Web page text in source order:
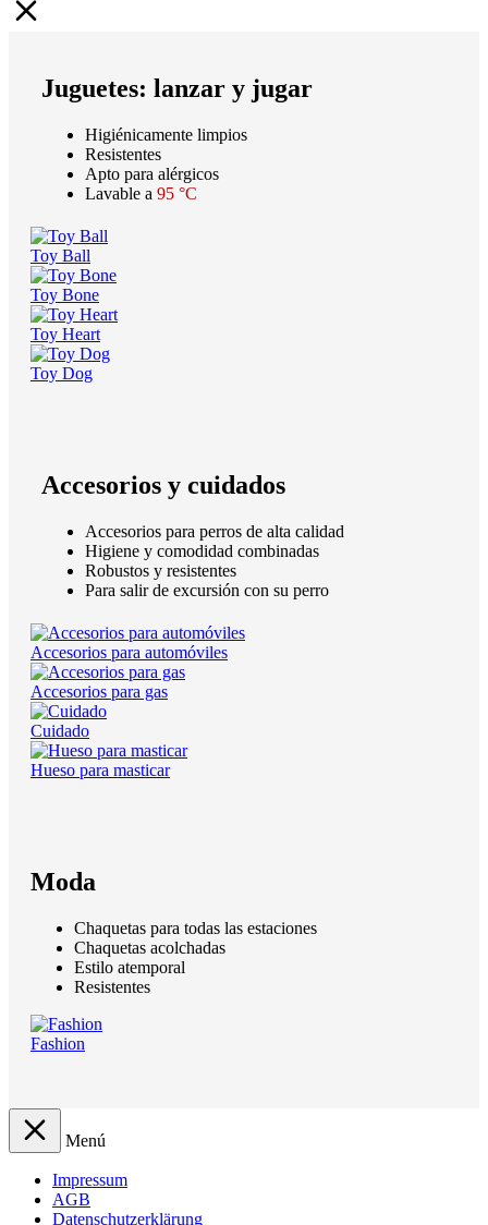
Juguetes: lanzar y jugar
Higiénicamente limpios
Resistentes
Apto para alérgicos
Lavable a 95 °C
Toy Ball
Toy Bone
Toy Heart
Toy Dog
Accesorios y cuidados
Accesorios para perros de alta calidad
Higiene y comodidad combinadas
Robustos y resistentes
Para salir de excursión con su perro
Accesorios para automóviles
Accesorios para gas
Cuidado
Hueso para masticar
Moda
Chaquetas para todas las estaciones
Chaquetas acolchadas
Estilo atemporal
Resistentes
Fashion
Menú
Impressum
AGB
Datenschutzerklärung